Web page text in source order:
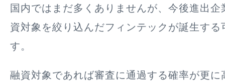
国内ではまだ多くありませんが、今後進出
資対象を絞り込んだフィンテックが誕生する
す。
融資対象であれば審査に通過する確率が更に